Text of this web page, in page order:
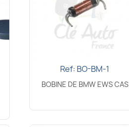
Aperçu rapide
Ref: BO-BM-1
BOBINE DE BMW EWS CAS